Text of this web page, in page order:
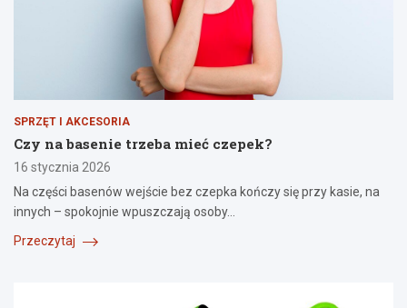
SPRZĘT I AKCESORIA
Czy na basenie trzeba mieć czepek?
16 stycznia 2026
Na części basenów wejście bez czepka kończy się przy kasie, na
innych – spokojnie wpuszczają osoby…
Przeczytaj